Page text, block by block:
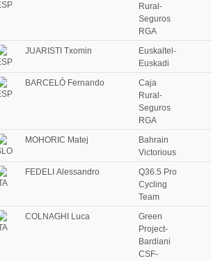
Rural-
Seguros
RGA
JUARISTI Txomin
Euskaltel-
Euskadi
BARCELÓ Fernando
Caja
Rural-
Seguros
RGA
MOHORIC Matej
Bahrain
Victorious
FEDELI Alessandro
Q36.5 Pro
Cycling
Team
COLNAGHI Luca
Green
Project-
Bardiani
CSF-